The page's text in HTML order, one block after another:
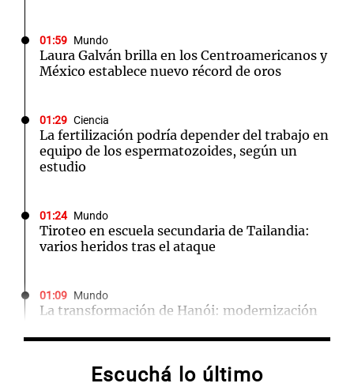
01:59 Mundo
Laura Galván brilla en los Centroamericanos y
México establece nuevo récord de oros
01:29 Ciencia
La fertilización podría depender del trabajo en
equipo de los espermatozoides, según un
estudio
01:24 Mundo
Tiroteo en escuela secundaria de Tailandia:
varios heridos tras el ataque
01:09 Mundo
La transformación de Hanói: modernización
ClimaEscuchá lo último